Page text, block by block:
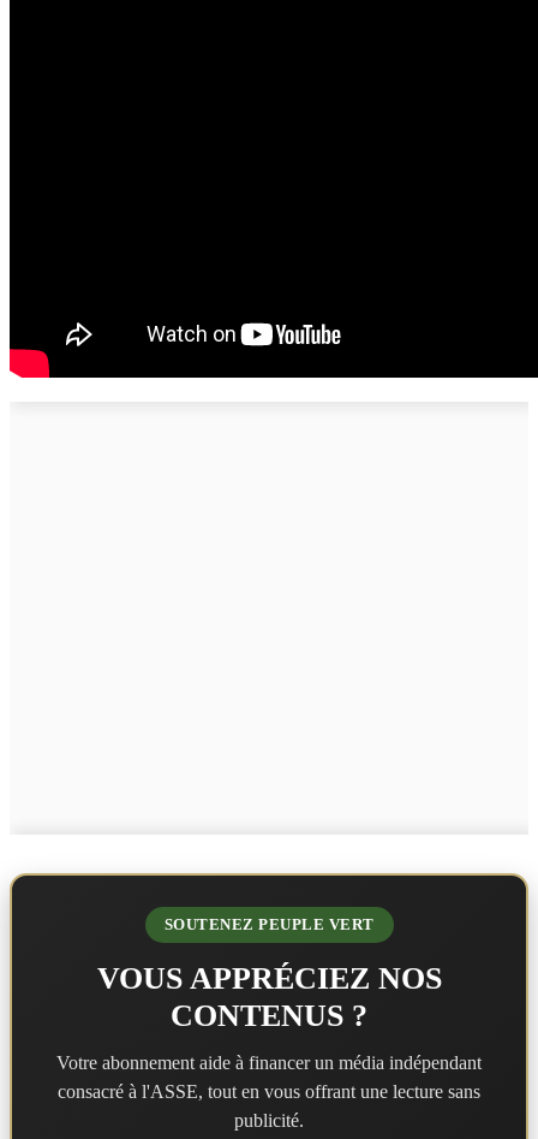
SOUTENEZ PEUPLE VERT
VOUS APPRÉCIEZ NOS
CONTENUS ?
Votre abonnement aide à financer un média indépendant
consacré à l'ASSE, tout en vous offrant une lecture sans
publicité.